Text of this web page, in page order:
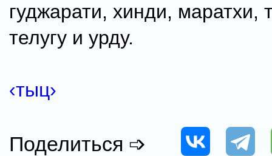
гуджарати, хинди, маратхи,
телугу и урду.
‹тыц›
Поделиться ➩